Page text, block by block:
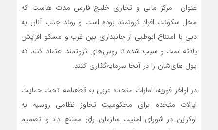
عنوان مرکز مالی و تجاری خلیج فارس مدت هاست که
محل سکونت افراد ثروتمند بوده است و روند جذب آنان به
دبی با امتناع ابوظبی از جانبداری بین غرب و مسکو افزایش
یافته است و سبب شده تا روس‌های ثروتمند اعتماد کنند که
پول های‌شان را در آنجا سرمایه‌گذاری کنند.
در اواخر فوریه، امارات متحده عربی به قطعنامه تحت حمایت
ایالات متحده برای محکومیت تجاوز نظامی روسیه به
اوکراین در شورای امنیت سازمان رای ممتنع داد و تصمیم